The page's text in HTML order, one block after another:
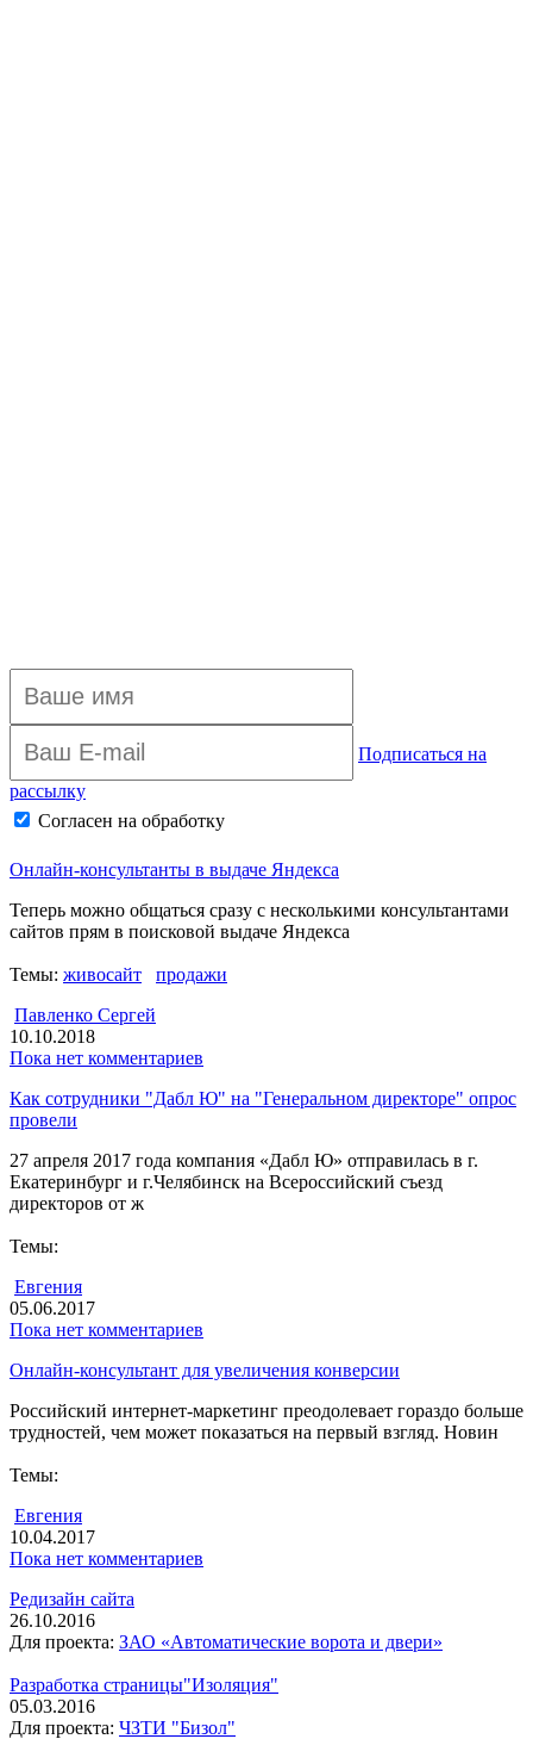
Подписаться на
рассылку
Согласен на обработку
Онлайн-консультанты в выдаче Яндекса
Теперь можно общаться сразу с несколькими консультантами
сайтов прям в поисковой выдаче Яндекса
Темы: живосайт
продажи
Павленко Сергей
10.10.2018
Пока нет комментариев
Как сотрудники "Дабл Ю" на "Генеральном директоре" опрос
провели
27 апреля 2017 года компания «Дабл Ю» отправилась в г.
Екатеринбург и г.Челябинск на Всероссийский съезд
директоров от ж
Темы:
Евгения
05.06.2017
Пока нет комментариев
Онлайн-консультант для увеличения конверсии
Российский интернет-маркетинг преодолевает гораздо больше
трудностей, чем может показаться на первый взгляд. Новин
Темы:
Евгения
10.04.2017
Пока нет комментариев
Редизайн сайта
26.10.2016
Для проекта: ЗАО «Автоматические ворота и двери»
Разработка страницы"Изоляция"
05.03.2016
Для проекта: ЧЗТИ "Бизол"